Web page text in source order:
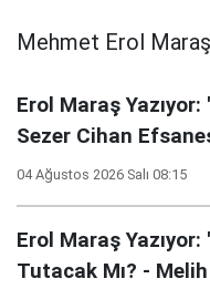
Mehmet Erol
Erol Maraş
Sezer Cihan
04 Ağustos 2026 Salı 08:15
Erol Maraş
Tutacak Mı? -